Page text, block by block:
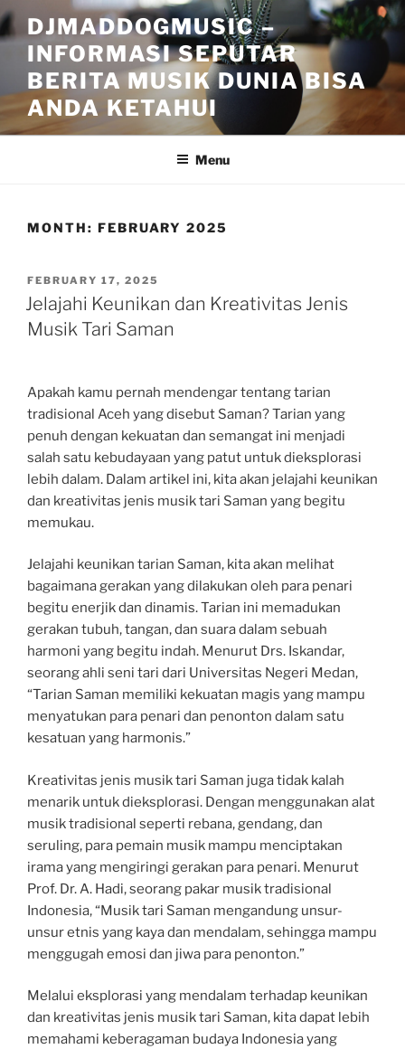
Skip
to
content
DJMADDOGMUSIC –
INFORMASI SEPUTAR
BERITA MUSIK DUNIA BISA
ANDA KETAHUI
Menu
MONTH: FEBRUARY 2025
POSTED
ON
FEBRUARY 17, 2025
Jelajahi Keunikan dan Kreativitas Jenis
Musik Tari Saman
Apakah kamu pernah mendengar tentang tarian
tradisional Aceh yang disebut Saman? Tarian yang
penuh dengan kekuatan dan semangat ini menjadi
salah satu kebudayaan yang patut untuk dieksplorasi
lebih dalam. Dalam artikel ini, kita akan jelajahi keunikan
dan kreativitas jenis musik tari Saman yang begitu
memukau.
Jelajahi keunikan tarian Saman, kita akan melihat
bagaimana gerakan yang dilakukan oleh para penari
begitu enerjik dan dinamis. Tarian ini memadukan
gerakan tubuh, tangan, dan suara dalam sebuah
harmoni yang begitu indah. Menurut Drs. Iskandar,
seorang ahli seni tari dari Universitas Negeri Medan,
“Tarian Saman memiliki kekuatan magis yang mampu
menyatukan para penari dan penonton dalam satu
kesatuan yang harmonis.”
Kreativitas jenis musik tari Saman juga tidak kalah
menarik untuk dieksplorasi. Dengan menggunakan alat
musik tradisional seperti rebana, gendang, dan
seruling, para pemain musik mampu menciptakan
irama yang mengiringi gerakan para penari. Menurut
Prof. Dr. A. Hadi, seorang pakar musik tradisional
Indonesia, “Musik tari Saman mengandung unsur-
unsur etnis yang kaya dan mendalam, sehingga mampu
menggugah emosi dan jiwa para penonton.”
Melalui eksplorasi yang mendalam terhadap keunikan
dan kreativitas jenis musik tari Saman, kita dapat lebih
memahami keberagaman budaya Indonesia yang